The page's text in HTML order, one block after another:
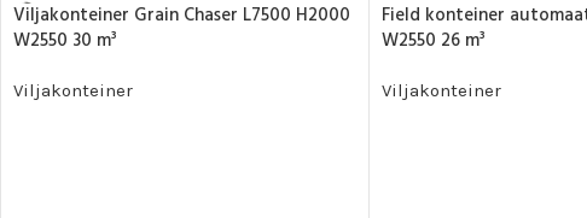
Viljakonteiner Grain Chaser L7500 H2000
W2550 30 m³
Viljakonteiner
Field konteiner
W2550 26 m³
Viljakonteiner